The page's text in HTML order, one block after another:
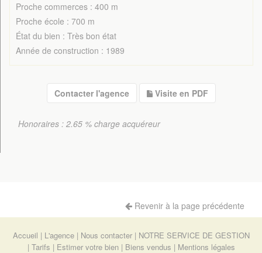
Proche commerces : 400 m
Proche école : 700 m
État du bien : Très bon état
Année de construction : 1989
Contacter l'agence Visite en PDF
Honoraires : 2.65 % charge acquéreur
Revenir à la page précédente
Accueil L'agence Nous contacter
NOTRE SERVICE DE GESTION
Tarifs
Estimer votre bien Biens vendus Mentions légales